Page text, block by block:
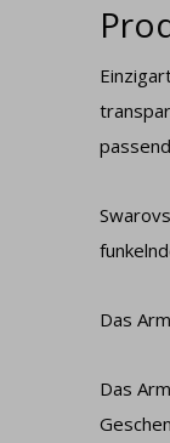
Das
Das